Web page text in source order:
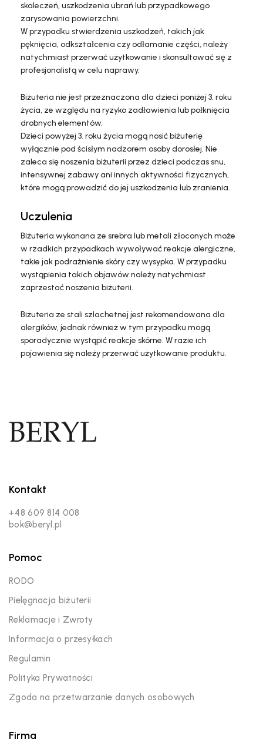
skaleczeń, uszkodzenia ubrań lub przypadkowego
zarysowania powierzchni.
W przypadku stwierdzenia uszkodzeń, takich jak
pęknięcia, odkształcenia czy odłamanie części, należy
natychmiast przerwać użytkowanie i skonsultować się z
profesjonalistą w celu naprawy.
Biżuteria nie jest przeznaczona dla dzieci poniżej 3. roku
życia, ze względu na ryzyko zadławienia lub połknięcia
drobnych elementów.
Dzieci powyżej 3. roku życia mogą nosić biżuterię
wyłącznie pod ścisłym nadzorem osoby dorosłej. Nie
zaleca się noszenia biżuterii przez dzieci podczas snu,
intensywnej zabawy ani innych aktywności fizycznych,
które mogą prowadzić do jej uszkodzenia lub zranienia.
Uczulenia
Biżuteria wykonana ze srebra lub metali złoconych może
w rzadkich przypadkach wywoływać reakcje alergiczne,
takie jak podrażnienie skóry czy wysypka. W przypadku
wystąpienia takich objawów należy natychmiast
zaprzestać noszenia biżuterii.
Biżuteria ze stali szlachetnej jest rekomendowana dla
alergików, jednak również w tym przypadku mogą
sporadycznie wystąpić reakcje skórne. W razie ich
pojawienia się należy przerwać użytkowanie produktu.
Kontakt
+48 609 814 008
bok@beryl.pl
Pomoc
RODO
Pielęgnacja biżuterii
Reklamacje i Zwroty
Informacja o przesyłkach
Regulamin
Polityka Prywatności
Zgoda na przetwarzanie danych osobowych
Firma